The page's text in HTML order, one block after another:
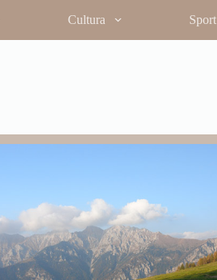
Cultura Sport
ma è ripagata da una vista che si
delle Orobie. L’arrivo in cima
e terra, con lo sguardo che spazia dalle
ambiente che conserva ancora il